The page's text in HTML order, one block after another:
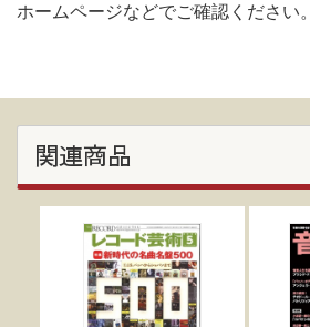
ホームページなどでご確認ください。
関連商品